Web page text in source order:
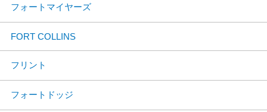
フォートマイヤーズ
FORT COLLINS
フリント
フォートドッジ